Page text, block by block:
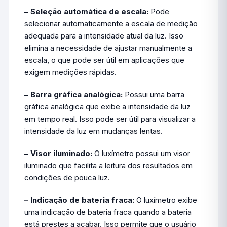
– Seleção automática de escala: Pode
selecionar automaticamente a escala de medição
adequada para a intensidade atual da luz. Isso
elimina a necessidade de ajustar manualmente a
escala, o que pode ser útil em aplicações que
exigem medições rápidas.
– Barra gráfica analógica: Possui uma barra
gráfica analógica que exibe a intensidade da luz
em tempo real. Isso pode ser útil para visualizar a
intensidade da luz em mudanças lentas.
– Visor iluminado: O luxímetro possui um visor
iluminado que facilita a leitura dos resultados em
condições de pouca luz.
– Indicação de bateria fraca: O luxímetro exibe
uma indicação de bateria fraca quando a bateria
está prestes a acabar. Isso permite que o usuário